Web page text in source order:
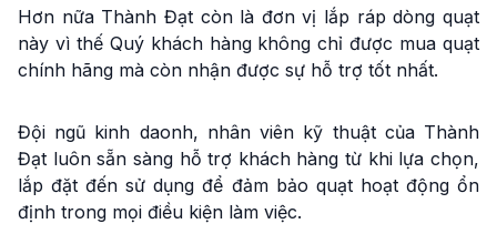
Hơn nữa Thành Đạt còn là đơn vị lắp ráp dòng quạt
này vì thế Quý khách hàng không chỉ được mua quạt
chính hãng mà còn nhận được sự hỗ trợ tốt nhất.
Đội ngũ kinh daonh, nhân viên kỹ thuật của Thành
Đạt luôn sẵn sàng hỗ trợ khách hàng từ khi lựa chọn,
lắp đặt đến sử dụng để đảm bảo quạt hoạt động ổn
định trong mọi điều kiện làm việc.